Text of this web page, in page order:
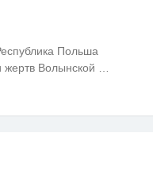
Польша
жертв Волынской …